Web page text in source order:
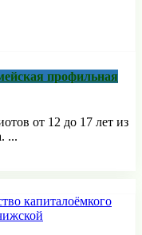
профильная
от 12 до 17 лет из
...